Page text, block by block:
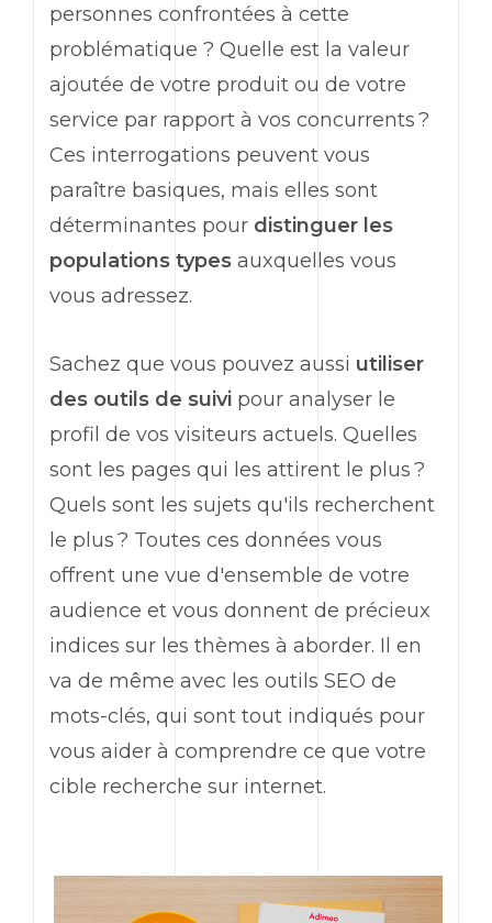
personnes confrontées à cette
problématique ? Quelle est la valeur
ajoutée de votre produit ou de votre
service par rapport à vos concurrents ?
Ces interrogations peuvent vous
paraître basiques, mais elles sont
déterminantes pour distinguer les
populations types auxquelles vous
vous adressez.
Sachez que vous pouvez aussi utiliser
des outils de suivi pour analyser le
profil de vos visiteurs actuels. Quelles
sont les pages qui les attirent le plus ?
Quels sont les sujets qu'ils recherchent
le plus ? Toutes ces données vous
offrent une vue d'ensemble de votre
audience et vous donnent de précieux
indices sur les thèmes à aborder. Il en
va de même avec les outils SEO de
mots-clés, qui sont tout indiqués pour
vous aider à comprendre ce que votre
cible recherche sur internet.